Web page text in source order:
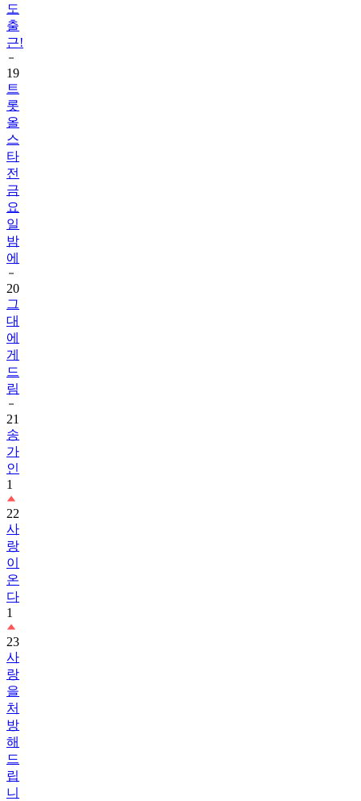
도
출
근!
19
트
롯
올
스
타
전
금
요
일
밤
에
20
그
대
에
게
드
림
21
송
가
인
1
22
사
랑
이
온
다
1
23
사
랑
을
처
방
해
드
립
니